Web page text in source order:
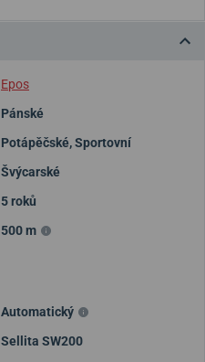
Epos
Pánské
Potápěčské,Sportovní
Švýcarské
5 roků
500 m
Automatický
Sellita SW200